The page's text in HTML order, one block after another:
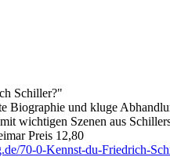
Schiller?"
Biographie und kluge
wichtigen Szenen aus
Preis 12,80
70-0-Kennst-du-Friedrich-